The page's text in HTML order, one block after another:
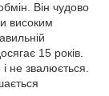
Він чудово
високим
15 років.
не звалюється.